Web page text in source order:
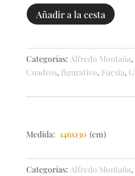
Cacería
cantidad
Añadir a la cesta
Categorías: Alfredo Montaña,
Cuadros, figurativo, Fucsia,
Medida: 146x130 (cm)
Categorías: Alfredo Montaña,